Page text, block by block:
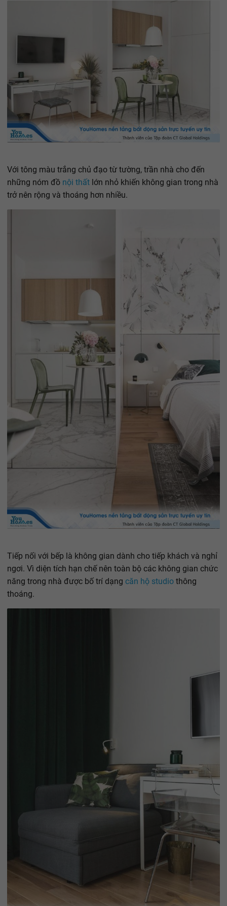
Với tông màu trắng chủ đạo từ tường, trần nhà cho đến
những nóm đồ nội thất lớn nhỏ khiến không gian trong nhà
trở nên rộng và thoáng hơn nhiều.
Tiếp nối với bếp là không gian dành cho tiếp khách và nghỉ
ngơi. Vì diện tích hạn chế nên toàn bộ các không gian chức
năng trong nhà được bố trí dạng căn hộ studio thông
thoáng.